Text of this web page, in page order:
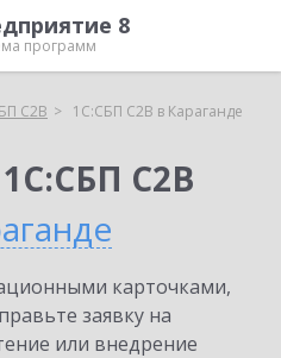
8
программ
C2B 1С:СБП C2B в Караганде
C2B
карточками,
заявку на
или внедрение